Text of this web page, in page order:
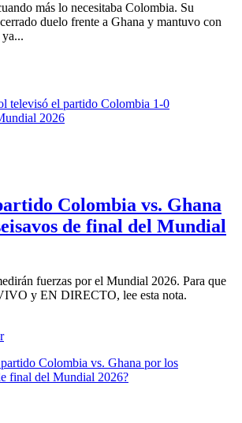
más lo necesitaba Colombia. Su
duelo frente a Ghana y mantuvo con
Colombia vs. Ghana
de final del Mundial
fuerzas por el Mundial 2026. Para que
y EN DIRECTO, lee esta nota.